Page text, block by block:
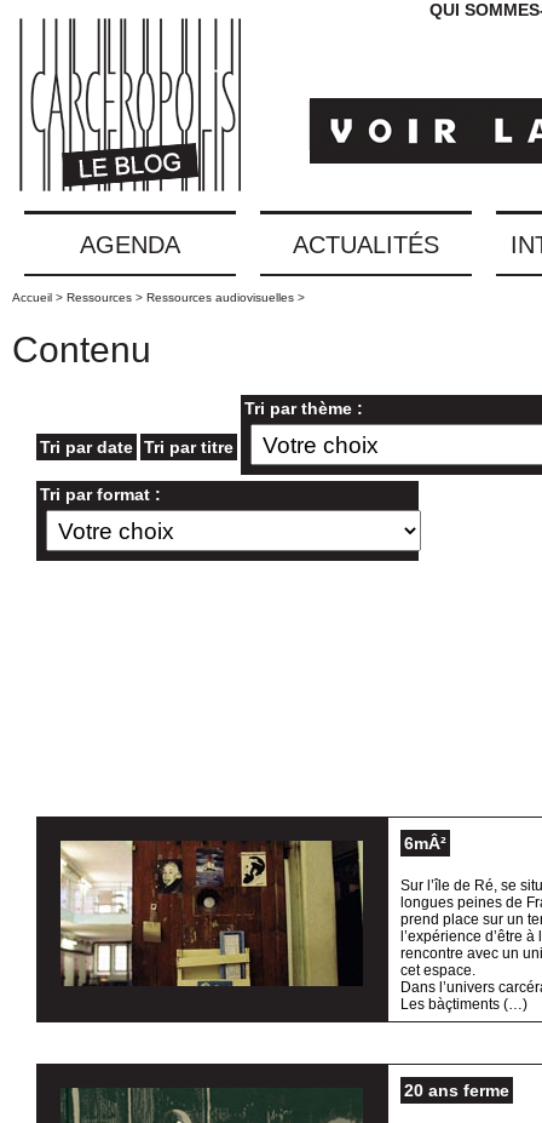
QUI
AGENDA ACTUALITÉS
Accueil > Ressources > Ressources audiovisuelles >
Contenu
Tri par date Tri par titre
Tri par thème :
Tri par format :
6mÂ²
Sur l’île de Ré, se
longues peines de
prend place sur un
l’expérience d’être
rencontre avec un
cet espace.
Dans l’univers
Les bàçtiments (…)
20 ans ferme